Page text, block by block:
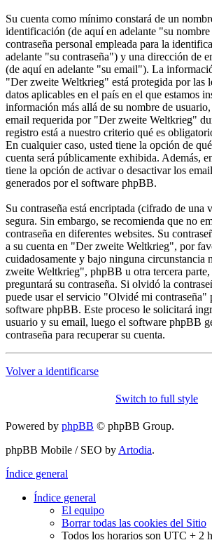
Su cuenta como mínimo constará de un
identificación (de aquí en adelante "su
contraseña personal empleada para la
adelante "su contraseña") y una dirección de
(de aquí en adelante "su email"). La
"Der zweite Weltkrieg" está protegida por las
datos aplicables en el país en el que estamos
información más allá de su nombre de
email requerida por "Der zweite Weltkrieg"
registro está a nuestro criterio qué es
En cualquier caso, usted tiene la opción de
cuenta será públicamente exhibida. Además,
tiene la opción de activar o desactivar los
generados por el software phpBB.
Su contraseña está encriptada (cifrado de una
segura. Sin embargo, se recomienda que no
contraseña en diferentes websites. Su
a su cuenta en "Der zweite Weltkrieg", por
cuidadosamente y bajo ninguna
zweite Weltkrieg", phpBB u otra tercera
preguntará su contraseña. Si olvidó la
puede usar el servicio "Olvidé mi contraseña"
software phpBB. Este proceso le solicitará
usuario y su email, luego el software phpBB
contraseña para recuperar su cuenta.
Volver a identificarse
Switch to full style
Powered by phpBB © phpBB Group.
phpBB Mobile / SEO by Artodia.
Índice general
Índice general
El equipo
Borrar todas las cookies del Sitio
Todos los horarios son UTC + 2